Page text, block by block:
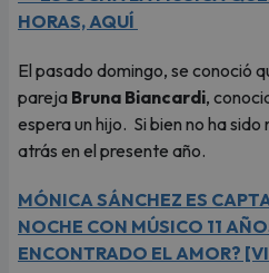
HORAS, AQUÍ
El pasado domingo, se conoció
pareja Bruna Biancardi,
espera un hijo. Si bien no ha
atrás en el presente año.
MÓNICA SÁNCHEZ ES
NOCHE CON MÚSICO 11
ENCONTRADO EL AMOR?